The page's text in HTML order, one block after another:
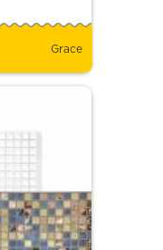
Grace